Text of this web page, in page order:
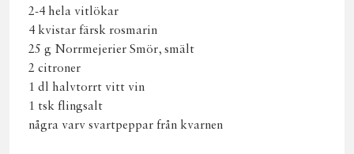
2-4 hela vitlökar
4 kvistar färsk rosmarin
25 g Norrmejerier Smör, smält
2 citroner
1 dl halvtorrt vitt vin
1 tsk flingsalt
några varv svartpeppar från kvarnen